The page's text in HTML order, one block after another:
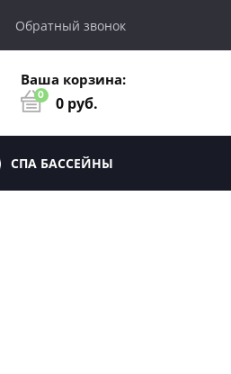
Обратный звонок
Ваша корзина:
0 0 руб.
СПА БАССЕЙНЫ